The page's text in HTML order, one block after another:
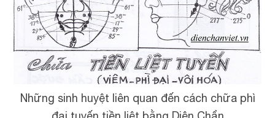
Những sinh huyệt liên quan đến cách chữa phì